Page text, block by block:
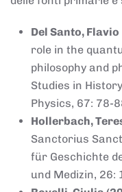
Del Santo, Flavio
role in the
philosophy and
Studies in
Physics, 67: 78-
Hollerbach,
Sanctorius
für Geschichte
und Medizin, 26: